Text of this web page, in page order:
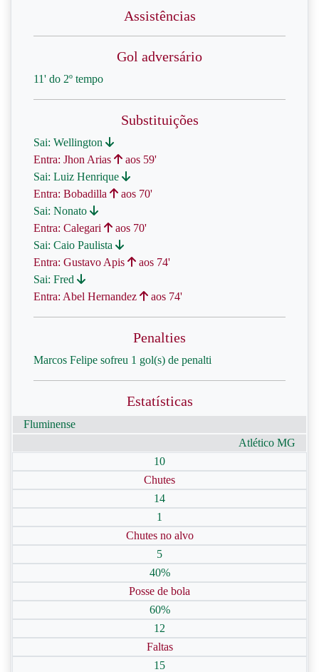
Assistências
Gol adversário
11' do 2º tempo
Substituições
Sai: Wellington
Entra: Jhon Arias
aos 59'
Sai: Luiz Henrique
Entra: Bobadilla
aos 70'
Sai: Nonato
Entra: Calegari
aos 70'
Sai: Caio Paulista
Entra: Gustavo Apis
aos 74'
Sai: Fred
Entra: Abel Hernandez
aos 74'
Penalties
Marcos Felipe sofreu 1 gol(s) de penalti
Estatísticas
Fluminense
Atlético MG
10
Chutes
14
1
Chutes no alvo
5
40%
Posse de bola
60%
12
Faltas
15